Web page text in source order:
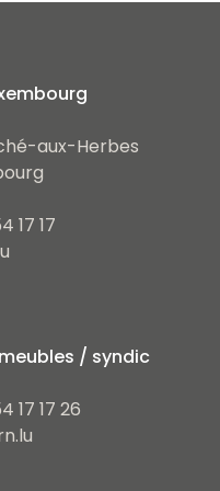
aux-Herbes
17 17
/ syndic
17 17 26